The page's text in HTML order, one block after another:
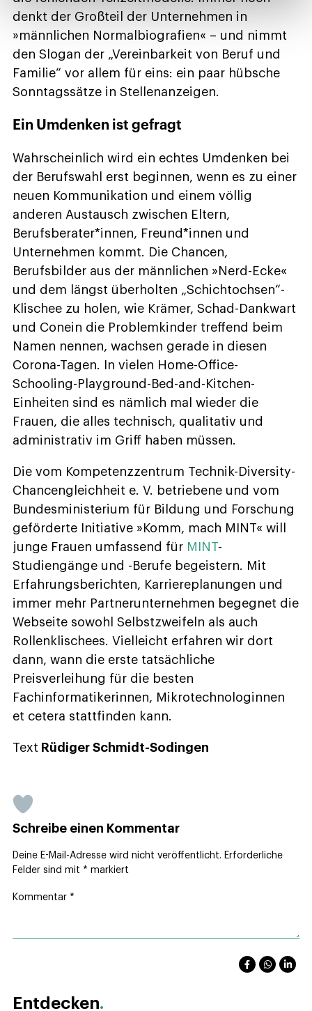
denkt der Großteil der Unternehmen in
»männlichen Normalbiografien« – und nimmt
den Slogan der „Vereinbarkeit von Beruf und
Familie“ vor allem für eins: ein paar hübsche
Sonntagssätze in Stellenanzeigen.
Ein Umdenken ist gefragt
Wahrscheinlich wird ein echtes Umdenken bei
der Berufswahl erst beginnen, wenn es zu einer
neuen Kommunikation und einem völlig
anderen Austausch zwischen Eltern,
Berufsberater*innen, Freund*innen und
Unternehmen kommt. Die Chancen,
Berufsbilder aus der männlichen »Nerd-Ecke«
und dem längst überholten „Schichtochsen“-
Klischee zu holen, wie Krämer, Schad-Dankwart
und Conein die Problemkinder treffend beim
Namen nennen, wachsen gerade in diesen
Corona-Tagen. In vielen Home-Office-
Schooling-Playground-Bed-and-Kitchen-
Einheiten sind es nämlich mal wieder die
Frauen, die alles technisch, qualitativ und
administrativ im Griff haben müssen.
Die vom Kompetenzzentrum Technik-Diversity-
Chancengleichheit e. V. betriebene und vom
Bundesministerium für Bildung und Forschung
geförderte Initiative »Komm, mach MINT« will
junge Frauen umfassend für MINT-
Studiengänge und -Berufe begeistern. Mit
Erfahrungsberichten, Karriereplanungen und
immer mehr Partnerunternehmen begegnet die
Webseite sowohl Selbstzweifeln als auch
Rollenklischees. Vielleicht erfahren wir dort
dann, wann die erste tatsächliche
Preisverleihung für die besten
Fachinformatikerinnen, Mikrotechnologinnen
et cetera stattfinden kann.
Text Rüdiger Schmidt-Sodingen
Schreibe einen Kommentar
Deine E-Mail-Adresse wird nicht veröffentlicht. Erforderliche
Felder sind mit * markiert
Kommentar *
Entdecken